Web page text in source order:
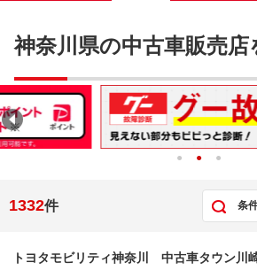
神奈川県の中古車販売店
1332件 条
トヨタモビリティ神奈川 中古車タウン川